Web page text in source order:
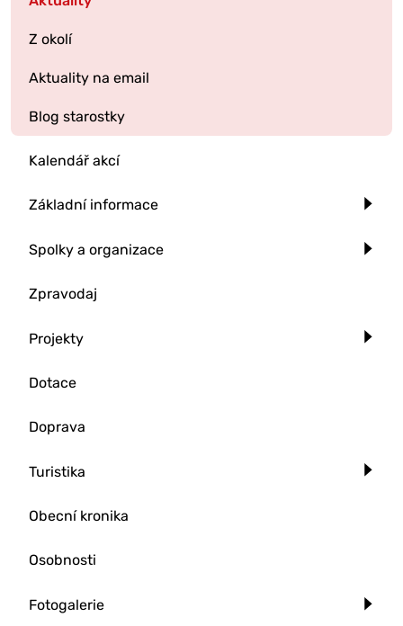
Z okolí
Aktuality na email
Blog starostky
Kalendář akcí
Základní informace
Spolky a organizace
Zpravodaj
Projekty
Dotace
Doprava
Turistika
Obecní kronika
Osobnosti
Fotogalerie